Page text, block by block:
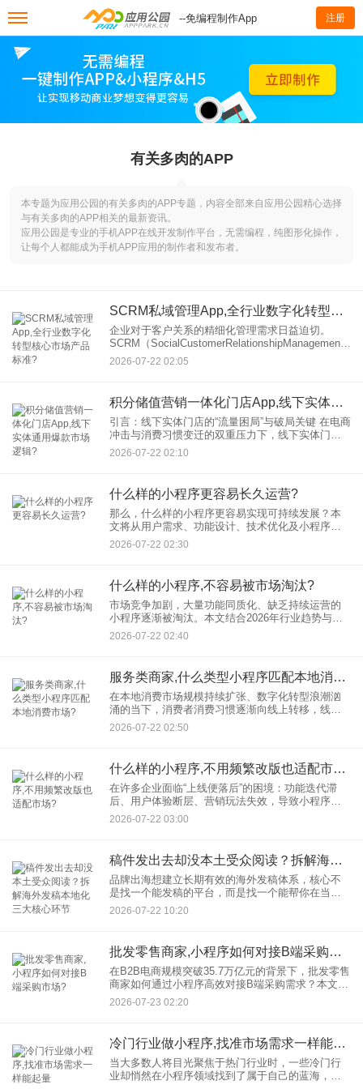
--免编程制作App 注册
有关多肉的APP
本专题为应用公园的有关多肉的APP专题，内容全部来自应用公园精心选择
与有关多肉的APP相关的最新资讯。
应用公园是专业的手机APP在线开发制作平台，无需编程，纯图形化操作，
让每个人都能成为手机APP应用的制作者和发布者。
SCRM私域管理App,全行业数字化转型核心市场产品标准?
企业对于客户关系的精细化管理需求日益迫切。
SCRM（SocialCustomerRelationshipManagement）
私域管理App，作为数字化转型的核心工具，正逐步
覆盖零售、电商、金融、教育
2026-07-22 02:05
积分储值营销一体化门店App,线下实体通用爆款市场逻辑?
引言：线下实体门店的“流量困局”与破局关键 在电商
冲击与消费习惯变迁的双重压力下，线下实体门店
面临客流分散、复购率低、会员粘性不足等核心痛
点。传统会员系统因权益割裂、玩法单一、数据孤
2026-07-22 02:10
什么样的小程序更容易长久运营?
那么，什么样的小程序更容易实现可持续发展？本
文将从用户需求、功能设计、技术优化及小程序运
营策略四个维度展开分析。 一、精准定位：解决用
户核心痛点 明确了小程序的精准定位后，长久运
2026-07-22 02:30
什么样的小程序,不容易被市场淘汰?
市场竞争加剧，大量功能同质化、缺乏持续运营的
小程序逐渐被淘汰。本文结合2026年行业趋势与标
杆案例，解析“抗淘汰型小程序”的五大核心特征，帮
助企业精准把握用户需求，打造长效增长的小程序
2026-07-22 02:40
服务类商家,什么类型小程序匹配本地消费市场?
在本地消费市场规模持续扩张、数字化转型浪潮汹
涌的当下，消费者消费习惯逐渐向线上转移，线上
消费占比不断提升。服务类商家正面临从“被动等
客”到“主动获客”的关键转型。商家服务类小程序凭借
2026-07-22 02:50
什么样的小程序,不用频繁改版也适配市场?
在许多企业面临“上线便落后”的困境：功能迭代滞
后、用户体验断层、营销玩法失效，导致小程序频
繁改版却难以满足市场需求。真正具备长效竞争力
的小程序，要靠技术深度、场景适配、数据智能与
2026-07-22 03:00
稿件发出去却没本土受众阅读？拆解海外发稿本地化三大核心环节
品牌出海想建立长期有效的海外发稿体系，核心不
是找一个能发稿的平台，而是找一个能帮你在当
地“说人话、进主流、看得出效果”的服务商。本文将
以媒介易为例，拆解海外发稿本地化适配的三个维
2026-07-22 10:20
批发零售商家,小程序如何对接B端采购市场?
在B2B电商规模突破35.7万亿元的背景下，批发零售
商家如何通过小程序高效对接B端采购需求？本文深
度解析功能设计、技术对接、运营策略及成功案
例，为商家提供可落地的数字化转型指南。
2026-07-23 02:20
冷门行业做小程序,找准市场需求一样能起量
当大多数人将目光聚焦于热门行业时，一些冷门行
业却悄然在小程序领域找到了属于自己的蓝海，实